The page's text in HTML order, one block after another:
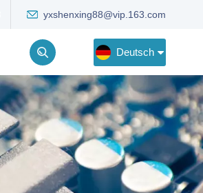
yxshenxing88@vip.163.com
Deutsch
English
Deutsch
Русский